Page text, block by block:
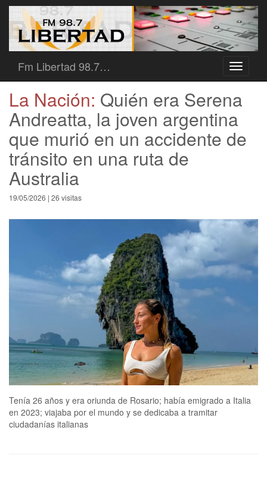
Toggle
Fm Libertad 98.7…
La Nación: Quién era Serena
Andreatta, la joven argentina
que murió en un accidente de
tránsito en una ruta de
Australia
19/05/2026 | 26 visitas
Tenía 26 años y era oriunda de Rosario; había emigrado a Italia
en 2023; viajaba por el mundo y se dedicaba a tramitar
ciudadanías italianas